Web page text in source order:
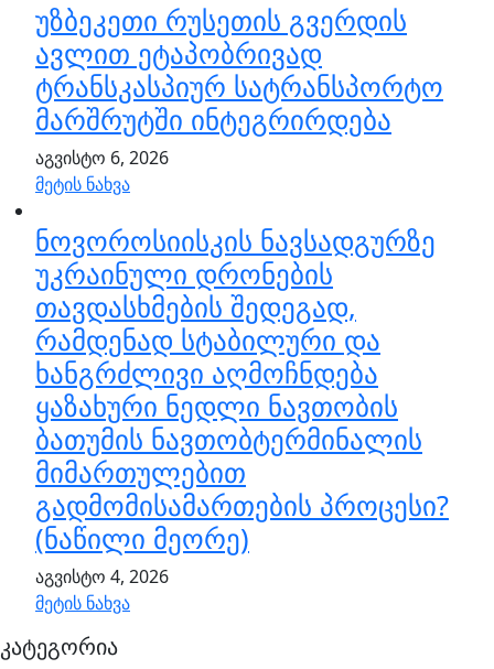
უზბეკეთი რუსეთის გვერდის
ავლით ეტაპობრივად
ტრანსკასპიურ სატრანსპორტო
მარშრუტში ინტეგრირდება
აგვისტო 6, 2026
მეტის ნახვა
ნოვოროსიისკის ნავსადგურზე
უკრაინული დრონების
თავდასხმების შედეგად,
რამდენად სტაბილური და
ხანგრძლივი აღმოჩნდება
ყაზახური ნედლი ნავთობის
ბათუმის ნავთობტერმინალის
მიმართულებით
გადმომისამართების პროცესი?
(ნაწილი მეორე)
აგვისტო 4, 2026
მეტის ნახვა
კატეგორია